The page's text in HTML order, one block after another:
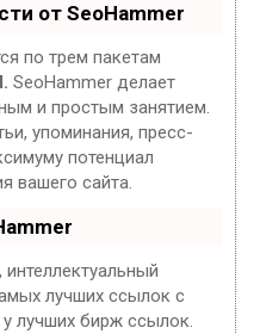
от SeoHammer
по трем пакетам
SeoHammer делает
и простым занятием.
упоминания, пресс-
потенциал
вашего сайта.
лучших ссылок с
лучших бирж ссылок.